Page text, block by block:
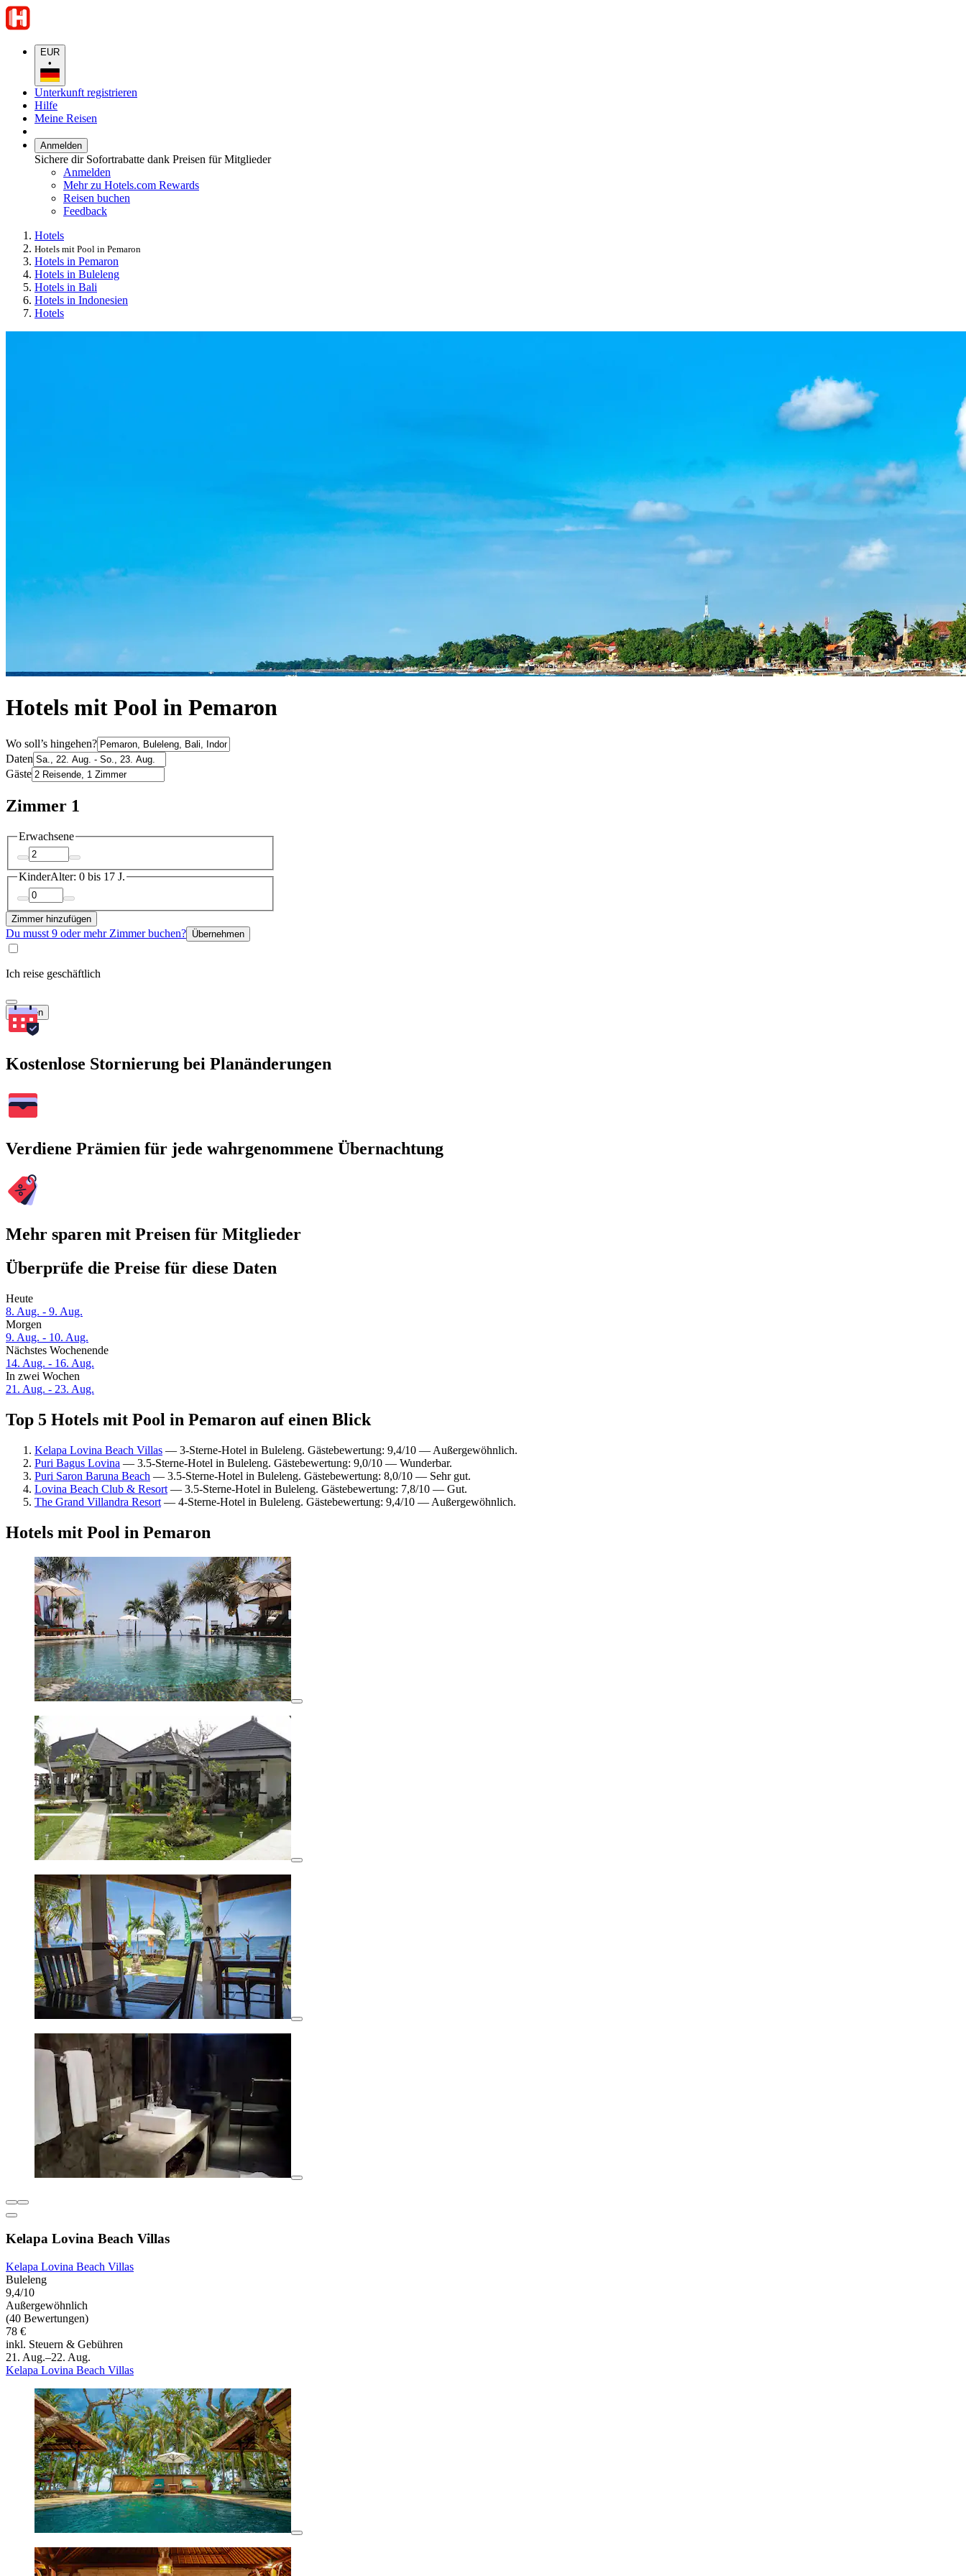
EUR
•
Unterkunft registrieren
Hilfe
Meine Reisen
Anmelden
Sichere dir Sofortrabatte dank Preisen für Mitglieder
Anmelden
Mehr zu Hotels.com Rewards
Reisen buchen
Feedback
Hotels
Hotels mit Pool in Pemaron
Hotels in Pemaron
Hotels in Buleleng
Hotels in Bali
Hotels in Indonesien
Hotels
Hotels mit Pool in Pemaron
Wo soll’s hingehen?
Daten
Gäste
Zimmer 1
Erwachsene
KinderAlter: 0 bis 17 J.
Zimmer hinzufügen
Du musst 9 oder mehr Zimmer buchen? Übernehmen
Ich reise geschäftlich
Suchen
Kostenlose Stornierung bei Planänderungen
Verdiene Prämien für jede wahrgenommene Übernachtung
Mehr sparen mit Preisen für Mitglieder
Überprüfe die Preise für diese Daten
Heute
8. Aug. - 9. Aug.
Morgen
9. Aug. - 10. Aug.
Nächstes Wochenende
14. Aug. - 16. Aug.
In zwei Wochen
21. Aug. - 23. Aug.
Top 5 Hotels mit Pool in Pemaron auf einen Blick
Kelapa Lovina Beach Villas — 3-Sterne-Hotel in Buleleng. Gästebewertung: 9,4/10 — Außergewöhnlich.
Puri Bagus Lovina — 3.5-Sterne-Hotel in Buleleng. Gästebewertung: 9,0/10 — Wunderbar.
Puri Saron Baruna Beach — 3.5-Sterne-Hotel in Buleleng. Gästebewertung: 8,0/10 — Sehr gut.
Lovina Beach Club & Resort — 3.5-Sterne-Hotel in Buleleng. Gästebewertung: 7,8/10 — Gut.
The Grand Villandra Resort — 4-Sterne-Hotel in Buleleng. Gästebewertung: 9,4/10 — Außergewöhnlich.
Hotels mit Pool in Pemaron
Kelapa Lovina Beach Villas
Kelapa Lovina Beach Villas
Buleleng
9,4/10
Außergewöhnlich
(40 Bewertungen)
78 €
inkl. Steuern & Gebühren
21. Aug.–22. Aug.
Kelapa Lovina Beach Villas